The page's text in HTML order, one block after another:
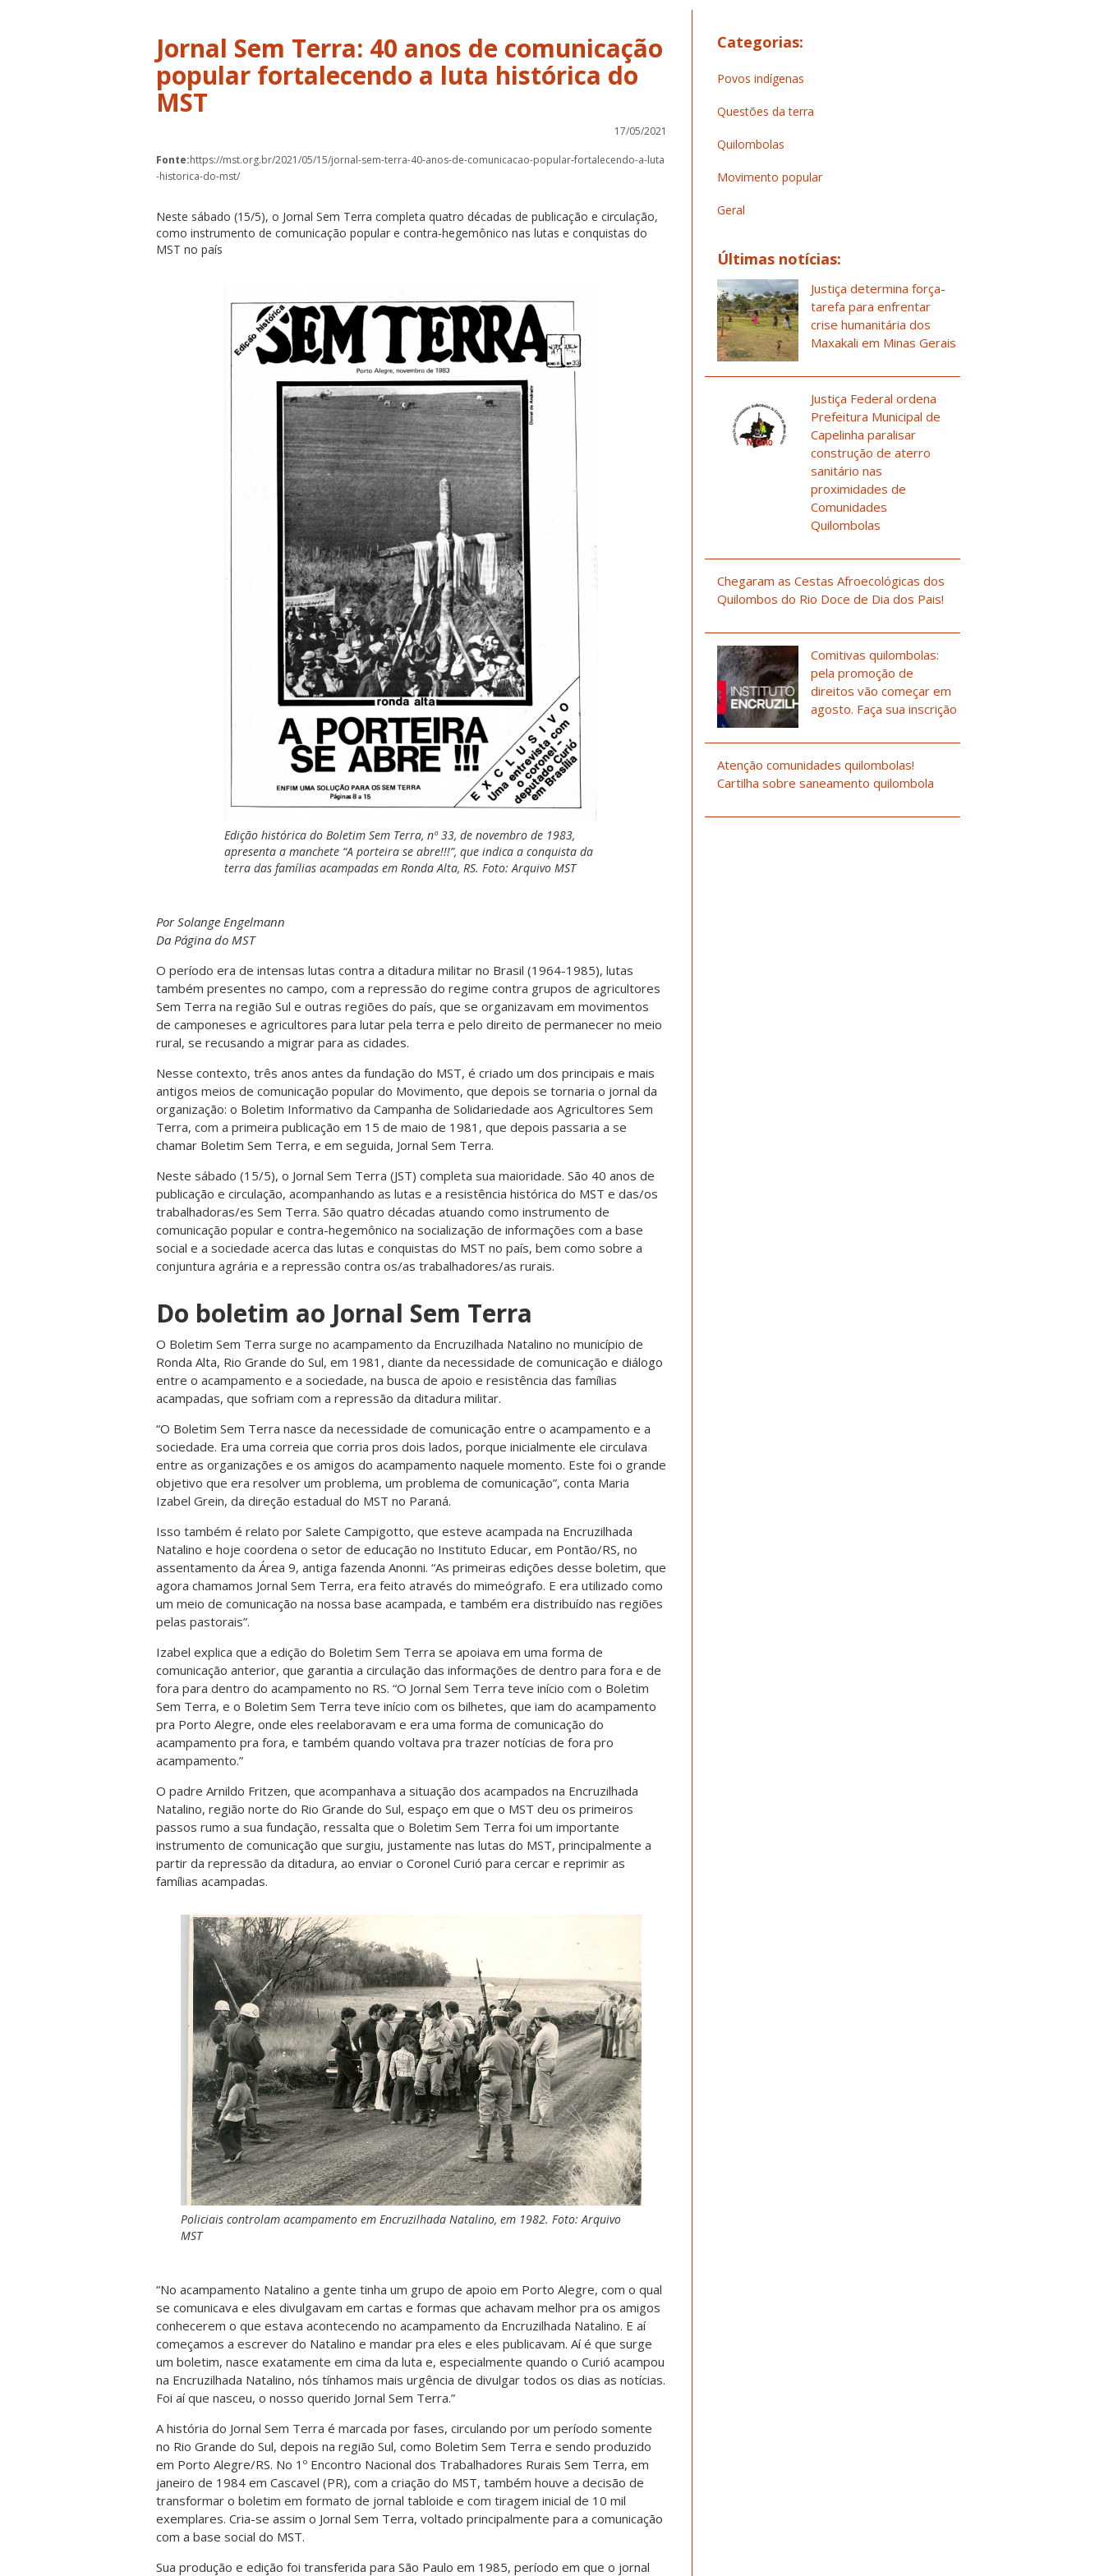
Jornal Sem Terra: 40 anos de comunicação
popular fortalecendo a luta histórica do
MST
17/05/2021
Fonte:https://mst.org.br/2021/05/15/jornal-sem-terra-40-anos-de-comunicacao-popular-fortalecendo-a-luta
-historica-do-mst/
Neste sábado (15/5), o Jornal Sem Terra completa quatro décadas de publicação e circulação,
como instrumento de comunicação popular e contra-hegemônico nas lutas e conquistas do
MST no país
Edição histórica do Boletim Sem Terra, nº 33, de novembro de 1983,
apresenta a manchete “A porteira se abre!!!”, que indica a conquista da
terra das famílias acampadas em Ronda Alta, RS. Foto: Arquivo MST
Por Solange Engelmann
Da Página do MST
O período era de intensas lutas contra a ditadura militar no Brasil (1964-1985), lutas
também presentes no campo, com a repressão do regime contra grupos de agricultores
Sem Terra na região Sul e outras regiões do país, que se organizavam em movimentos
de camponeses e agricultores para lutar pela terra e pelo direito de permanecer no meio
rural, se recusando a migrar para as cidades.
Nesse contexto, três anos antes da fundação do MST, é criado um dos principais e mais
antigos meios de comunicação popular do Movimento, que depois se tornaria o jornal da
organização: o Boletim Informativo da Campanha de Solidariedade aos Agricultores Sem
Terra, com a primeira publicação em 15 de maio de 1981, que depois passaria a se
chamar Boletim Sem Terra, e em seguida, Jornal Sem Terra.
Neste sábado (15/5), o Jornal Sem Terra (JST) completa sua maioridade. São 40 anos de
publicação e circulação, acompanhando as lutas e a resistência histórica do MST e das/os
trabalhadoras/es Sem Terra. São quatro décadas atuando como instrumento de
comunicação popular e contra-hegemônico na socialização de informações com a base
social e a sociedade acerca das lutas e conquistas do MST no país, bem como sobre a
conjuntura agrária e a repressão contra os/as trabalhadores/as rurais.
Do boletim ao Jornal Sem Terra
O Boletim Sem Terra surge no acampamento da Encruzilhada Natalino no município de
Ronda Alta, Rio Grande do Sul, em 1981, diante da necessidade de comunicação e diálogo
entre o acampamento e a sociedade, na busca de apoio e resistência das famílias
acampadas, que sofriam com a repressão da ditadura militar.
“O Boletim Sem Terra nasce da necessidade de comunicação entre o acampamento e a
sociedade. Era uma correia que corria pros dois lados, porque inicialmente ele circulava
entre as organizações e os amigos do acampamento naquele momento. Este foi o grande
objetivo que era resolver um problema, um problema de comunicação”, conta Maria
Izabel Grein, da direção estadual do MST no Paraná.
Isso também é relato por Salete Campigotto, que esteve acampada na Encruzilhada
Natalino e hoje coordena o setor de educação no Instituto Educar, em Pontão/RS, no
assentamento da Área 9, antiga fazenda Anonni. “As primeiras edições desse boletim, que
agora chamamos Jornal Sem Terra, era feito através do mimeógrafo. E era utilizado como
um meio de comunicação na nossa base acampada, e também era distribuído nas regiões
pelas pastorais”.
Izabel explica que a edição do Boletim Sem Terra se apoiava em uma forma de
comunicação anterior, que garantia a circulação das informações de dentro para fora e de
fora para dentro do acampamento no RS. “O Jornal Sem Terra teve início com o Boletim
Sem Terra, e o Boletim Sem Terra teve início com os bilhetes, que iam do acampamento
pra Porto Alegre, onde eles reelaboravam e era uma forma de comunicação do
acampamento pra fora, e também quando voltava pra trazer notícias de fora pro
acampamento.”
O padre Arnildo Fritzen, que acompanhava a situação dos acampados na Encruzilhada
Natalino, região norte do Rio Grande do Sul, espaço em que o MST deu os primeiros
passos rumo a sua fundação, ressalta que o Boletim Sem Terra foi um importante
instrumento de comunicação que surgiu, justamente nas lutas do MST, principalmente a
partir da repressão da ditadura, ao enviar o Coronel Curió para cercar e reprimir as
famílias acampadas.
Policiais controlam acampamento em Encruzilhada Natalino, em 1982. Foto: Arquivo
MST
“No acampamento Natalino a gente tinha um grupo de apoio em Porto Alegre, com o qual
se comunicava e eles divulgavam em cartas e formas que achavam melhor pra os amigos
conhecerem o que estava acontecendo no acampamento da Encruzilhada Natalino. E aí
começamos a escrever do Natalino e mandar pra eles e eles publicavam. Aí é que surge
um boletim, nasce exatamente em cima da luta e, especialmente quando o Curió acampou
na Encruzilhada Natalino, nós tínhamos mais urgência de divulgar todos os dias as notícias.
Foi aí que nasceu, o nosso querido Jornal Sem Terra.”
A história do Jornal Sem Terra é marcada por fases, circulando por um período somente
no Rio Grande do Sul, depois na região Sul, como Boletim Sem Terra e sendo produzido
em Porto Alegre/RS. No 1º Encontro Nacional dos Trabalhadores Rurais Sem Terra, em
janeiro de 1984 em Cascavel (PR), com a criação do MST, também houve a decisão de
transformar o boletim em formato de jornal tabloide e com tiragem inicial de 10 mil
exemplares. Cria-se assim o Jornal Sem Terra, voltado principalmente para a comunicação
com a base social do MST.
Sua produção e edição foi transferida para São Paulo em 1985, período em que o jornal
Categorias:
Povos indígenas
Questões da terra
Quilombolas
Movimento popular
Geral
Últimas notícias:
Justiça determina força-
tarefa para enfrentar
crise humanitária dos
Maxakali em Minas Gerais
Justiça Federal ordena
Prefeitura Municipal de
Capelinha paralisar
construção de aterro
sanitário nas
proximidades de
Comunidades
Quilombolas
Chegaram as Cestas Afroecológicas dos
Quilombos do Rio Doce de Dia dos Pais!
Comitivas quilombolas:
pela promoção de
direitos vão começar em
agosto. Faça sua inscrição
Atenção comunidades quilombolas!
Cartilha sobre saneamento quilombola